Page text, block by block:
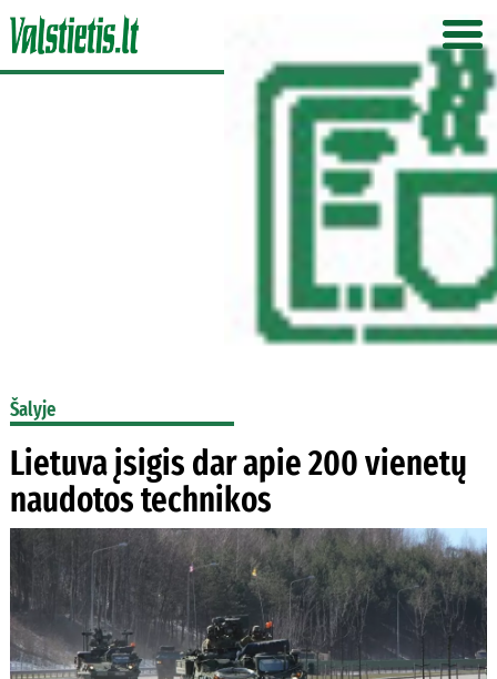
Šalyje
Lietuva įsigis dar apie 200 vienetų
naudotos technikos